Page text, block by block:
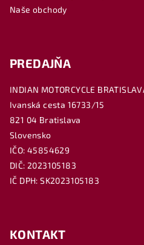
Naše obchody
PREDAJŇA
INDIAN MOTORCYCLE
Ivanská cesta 16733/15
821 04 Bratislava
Slovensko
IČO: 45854629
DIČ: 2023105183
IČ DPH: SK2023105183
KONTAKT